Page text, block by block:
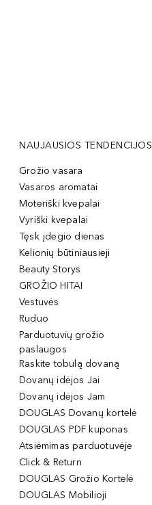
NAUJAUSIOS TENDENCIJOS
Grožio vasara
Vasaros aromatai
Moteriški kvepalai
Vyriški kvepalai
Tęsk įdegio dienas
Kelionių būtiniausieji
Beauty Storys
GROŽIO HITAI
Vestuvės
Ruduo
Parduotuvių grožio
paslaugos
Raskite tobulą dovaną
Dovanų idėjos Jai
Dovanų idėjos Jam
DOUGLAS Dovanų kortelė
DOUGLAS PDF kuponas
Atsiėmimas parduotuvėje
Click & Return
DOUGLAS Grožio Kortelė
DOUGLAS Mobilioji